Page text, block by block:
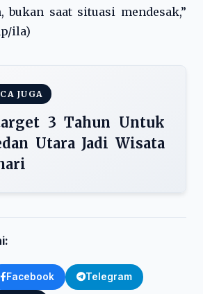
saat situasi mendesak,”
ila)
JUGA
3 Tahun Untuk
Utara Jadi Wisata
Facebook Telegram